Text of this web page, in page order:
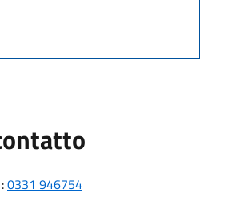
:0331 946754